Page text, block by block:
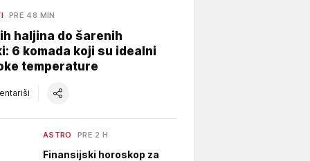
PRE 48 MIN
haljina do šarenih
6 komada koji su idealni
temperature
ASTRO PRE 2 H
Finansijski horoskop za